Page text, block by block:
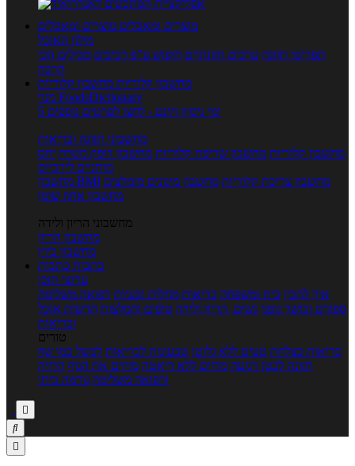
מוצרים ומאכלים מוצרים ומאכלים
מילון האוכל
תפריטי תזונה ערכים תזונתיים חיפוש ע"פ רכיבים מכילים הכי
הרבה
מחשבון קלוריות מחשבון קלוריות
מנוי FoodsDictionary
5 ימי ניסיון חינם - לחצו לפרטים נוספים
מחשבוני תזונה ובריאות
מחשבון קלוריות מחשבון שריפת קלוריות מחשבון דופק מטרה יחס
מותניים לירכיים
מחשבון BMI
מחשבון צריכת קלוריות מחשבון מינונים מומלצים
מחשבון אחוז שומן
מחשבוני הריון ולידה
מחשבון הריון
מחשבון ביוץ
כתבות כתבות
ערוצי תוכן
איך להכין בית ומשפחה בריאות מחלות ובעיות רפואה משלימה
ספורט וכושר גופני נשים, הריון ולידה טיפים והמלצות חדשות אוכל
ובריאות
טורים
בריאות בצלחת טעים ללא גלוטן טבעונות לבריאות לבשל כמו שף
תזונה לבטן רגועה מרזים ללא דיאטה מזיזים את הגוף הרזיה
ורפואה משלימה גורמה ביתי


